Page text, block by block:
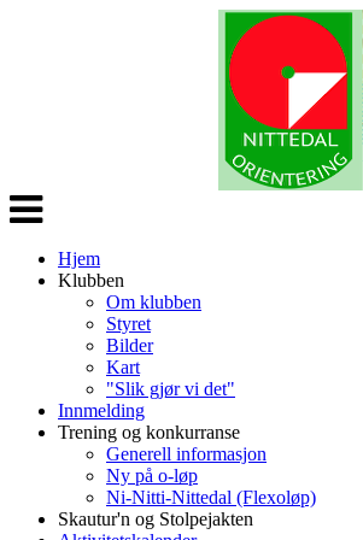
Veksle
navigasjon
Hjem
Klubben
Om klubben
Styret
Bilder
Kart
"Slik gjør vi det"
Innmelding
Trening og konkurranse
Generell informasjon
Ny på o-løp
Ni-Nitti-Nittedal (Flexoløp)
Skautur'n og Stolpejakten